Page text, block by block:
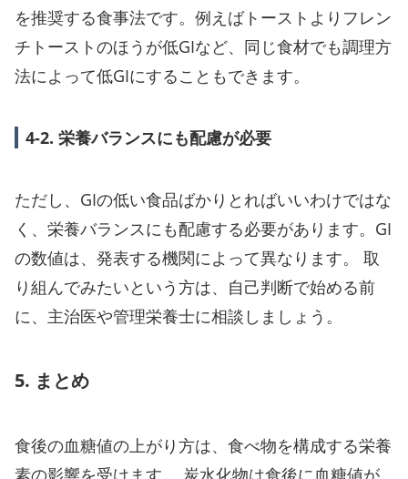
を推奨する食事法です。例えばトーストよりフレン
チトーストのほうが低GIなど、同じ食材でも調理方
法によって低GIにすることもできます。
4-2. 栄養バランスにも配慮が必要
ただし、GIの低い食品ばかりとればいいわけではな
く、栄養バランスにも配慮する必要があります。GI
の数値は、発表する機関によって異なります。 取
り組んでみたいという方は、自己判断で始める前
に、主治医や管理栄養士に相談しましょう。
5. まとめ
食後の血糖値の上がり方は、食べ物を構成する栄養
素の影響を受けます。 炭水化物は食後に血糖値が